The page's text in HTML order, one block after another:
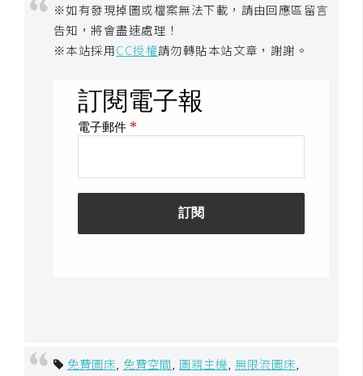
※如有發現掉圖或檔案無法下載，請由回應區留言
告知，將會盡速處理！
※本站採用CC授權請勿轉貼本站文章，謝謝。
免費圖床, 免費空間, 圖親主機, 無限流圖床,